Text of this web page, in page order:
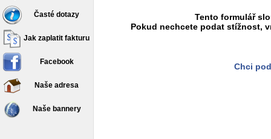
Časté dotazy
Jak zaplatit fakturu
Facebook
Naše adresa
Naše bannery
Tento formulář
Pokud nechcete podat stížnost,
Chci